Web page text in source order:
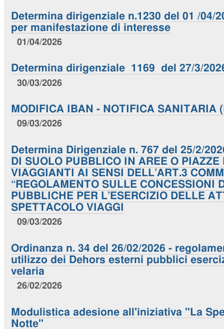
Determina dirigenziale n.1230 del 01 /04/
per manifestazione di interesse
01/04/2026
Determina dirigenziale 1169 del 27/3/
30/03/2026
MODIFICA IBAN - NOTIFICA SANITARIA
09/03/2026
Determina Dirigenziale n. 767 del 25/2/
DI SUOLO PUBBLICO IN AREE O PIAZZE
VIAGGIANTI AI SENSI DELL’ART.3
“REGOLAMENTO SULLE CONCESSIONI
PUBBLICHE PER L’ESERCIZIO DELLE
SPETTACOLO VIAGGI
09/03/2026
Ordinanza n. 34 del 26/02/2026 -
utilizzo dei Dehors esterni pubblici
velaria
26/02/2026
Modulistica adesione all'iniziativa "La
Notte"